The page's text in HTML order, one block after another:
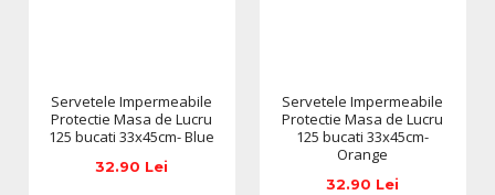
Servetele Impermeabile
Protectie Masa de Lucru
125 bucati 33x45cm- Blue
32.90 Lei
Servetele Impermeabile
Protectie Masa de Lucru
125 bucati 33x45cm-
Orange
32.90 Lei